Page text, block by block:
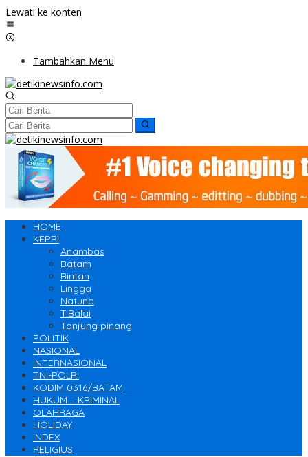
Lewati ke konten
Tambahkan Menu
HOME
KEPRI
Anambas
Batam
Bintan
Lingga
Natuna
T.Balai
Tanjung pinang
POLITIK
NASIONAL
INTERNASIONAL
TNI-POLRI
KODIM 0316/BATAM
HUKUM – KRIMINAL
OLAHRAGA
HOLIDAY
INDEX
RELIGIUS